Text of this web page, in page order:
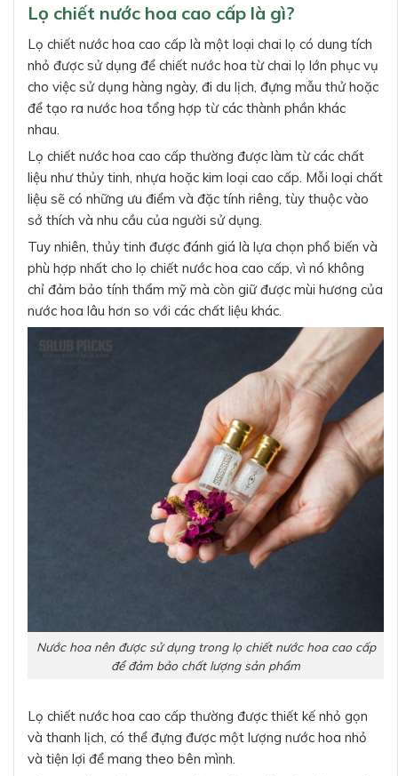
Lọ chiết nước hoa cao cấp là gì?
Lọ chiết nước hoa cao cấp là một loại chai lọ có dung tích
nhỏ được sử dụng để chiết nước hoa từ chai lọ lớn phục vụ
cho việc sử dụng hàng ngày, đi du lịch, đựng mẫu thử hoặc
để tạo ra nước hoa tổng hợp từ các thành phần khác
nhau.
Lọ chiết nước hoa cao cấp thường được làm từ các chất
liệu như thủy tinh, nhựa hoặc kim loại cao cấp. Mỗi loại chất
liệu sẽ có những ưu điểm và đặc tính riêng, tùy thuộc vào
sở thích và nhu cầu của người sử dụng.
Tuy nhiên, thủy tinh được đánh giá là lựa chọn phổ biến và
phù hợp nhất cho lọ chiết nước hoa cao cấp, vì nó không
chỉ đảm bảo tính thẩm mỹ mà còn giữ được mùi hương của
nước hoa lâu hơn so với các chất liệu khác.
Nước hoa nên được sử dụng trong lọ chiết nước hoa cao cấp
để đảm bảo chất lượng sản phẩm
Lọ chiết nước hoa cao cấp thường được thiết kế nhỏ gọn
và thanh lịch, có thể đựng được một lượng nước hoa nhỏ
và tiện lợi để mang theo bên mình.